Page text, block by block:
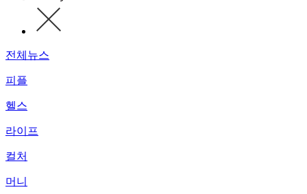
전체뉴스
피플
헬스
라이프
컬처
머니